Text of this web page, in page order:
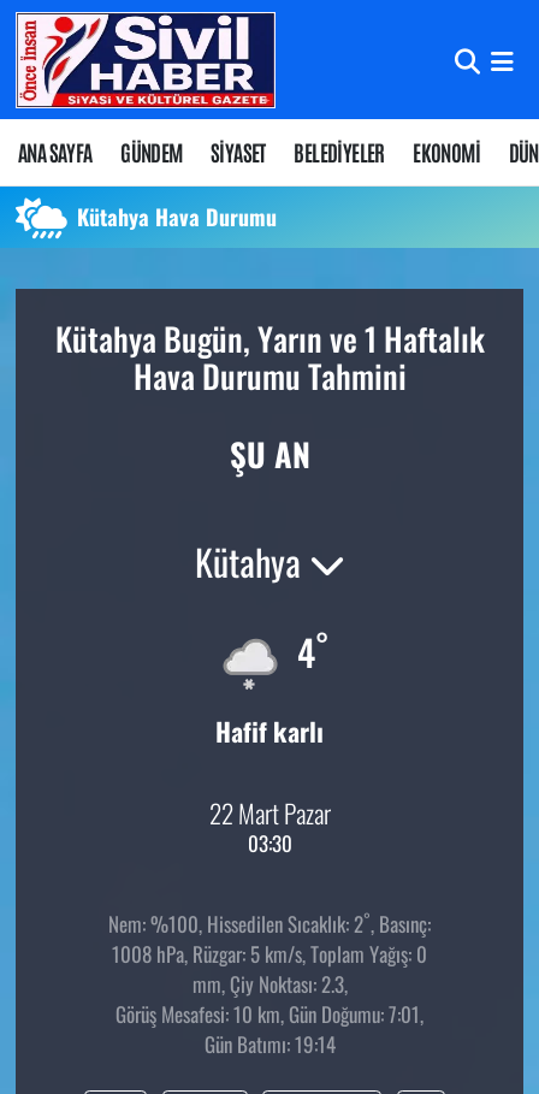
ANA SAYFA GÜNDEM SİYASET BELEDİYELER EKONOMİ
Kütahya Hava Durumu
Kütahya Bugün, Yarın ve 1 Haftalık
Hava Durumu Tahmini
ŞU AN
Kütahya
4°
Hafif karlı
22 Mart Pazar
03:30
Nem: %100, Hissedilen Sıcaklık: 2°, Basınç:
1008 hPa, Rüzgar: 5 km/s, Toplam Yağış: 0
mm, Çiy Noktası: 2.3,
Görüş Mesafesi: 10 km, Gün Doğumu: 7:01,
Gün Batımı: 19:14
Nöbetçi Eczaneler
Hava Durumu
Namaz Vakitleri
Süper Lig Puan Durumu ve Fikstür
Tüm Manşetler
Son Dakika Haberleri